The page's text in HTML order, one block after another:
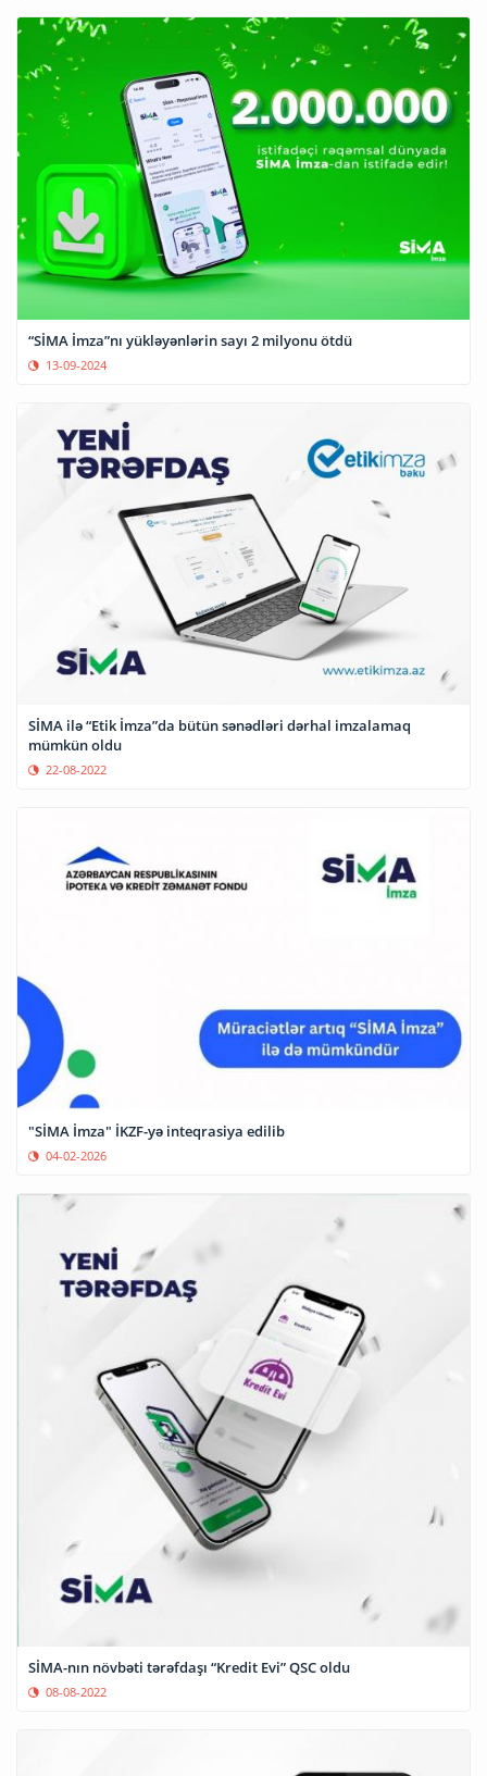
“SİMA İmza”nı yükləyənlərin sayı 2 milyonu ötdü
13-09-2024
SİMA ilə “Etik İmza”da bütün sənədləri dərhal imzalamaq
mümkün oldu
22-08-2022
"SİMA İmza" İKZF-yə inteqrasiya edilib
04-02-2026
SİMA-nın növbəti tərəfdaşı “Kredit Evi” QSC oldu
08-08-2022